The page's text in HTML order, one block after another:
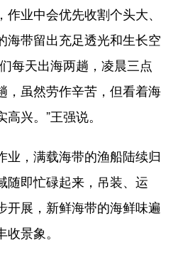
业中会优先收割个头大、
海带留出充足透光和生长空
每天出海两趟，凌晨三点
，虽然劳作辛苦，但看着海
兴。”王强说。
，满载海带的渔船陆续归
随即忙碌起来，吊装、运
开展，新鲜海带的海鲜味遍
景象。